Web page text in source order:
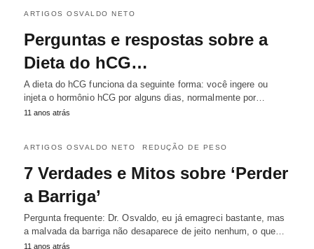
ARTIGOS OSVALDO NETO
Perguntas e respostas sobre a
Dieta do hCG…
A dieta do hCG funciona da seguinte forma: você ingere ou
injeta o hormônio hCG por alguns dias, normalmente por…
11 anos atrás
ARTIGOS OSVALDO NETO REDUÇÃO DE PESO
7 Verdades e Mitos sobre ‘Perder
a Barriga’
Pergunta frequente: Dr. Osvaldo, eu já emagreci bastante, mas
a malvada da barriga não desaparece de jeito nenhum, o que…
11 anos atrás